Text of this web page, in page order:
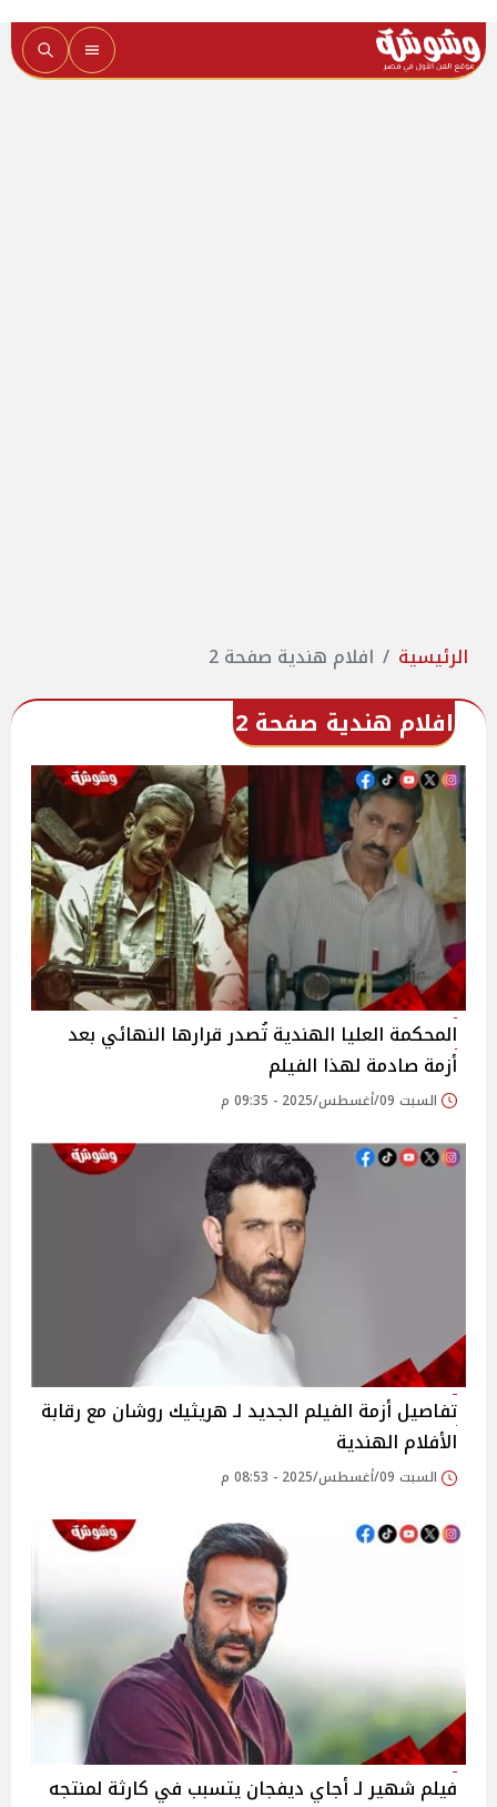
الرئيسية افلام هندية صفحة 2
افلام هندية صفحة 2
المحكمة العليا الهندية تُصدر قرارها النهائي بعد
أزمة صادمة لهذا الفيلم
السبت 09/أغسطس/2025 - 09:35 م
تفاصيل أزمة الفيلم الجديد لـ هريثيك روشان مع رقابة
الأفلام الهندية
السبت 09/أغسطس/2025 - 08:53 م
فيلم شهير لـ أجاي ديفجان يتسبب في كارثة لمنتجه